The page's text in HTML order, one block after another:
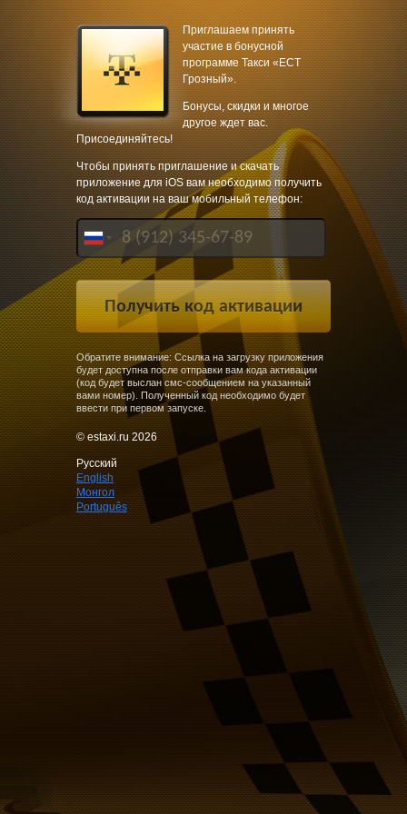
Приглашаем принять
участие в бонусной
программе Такси «ЕСТ
Грозный».
Бонусы, скидки и многое
другое ждет вас.
Присоединяйтесь!
Чтобы принять приглашение и скачать
приложение для iOS вам необходимо получить
код активации на ваш мобильный телефон:
Обратите внимание: Ссылка на загрузку приложения
будет доступна после отправки вам кода активации
(код будет выслан смс-сообщением на указанный
вами номер). Полученный код необходимо будет
ввести при первом запуске.
© estaxi.ru 2026
Русский
English
Монгол
Português